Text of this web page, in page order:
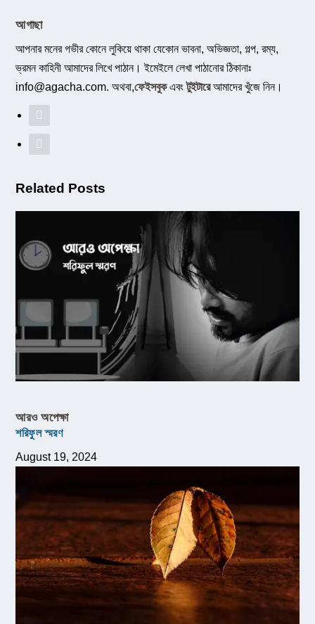
আগাছা
আপনার মনের গভীর কোনে লুকিয়ে থাকা যেকোন ভাবনা, অভিজ্ঞতা, গল্প, রম্য,
ভ্রমন কাহিনী আমাদের লিখে পাঠান। ইমেইলে লেখা পাঠানোর ঠিকানাঃ
info@agacha.com. অথবা,ফেইসবুকএবংটুইটারেআমাদের খুঁজে নিন।
Related Posts
আরও অপেক্ষা
শরিফুল স্মরণ
August 19, 2024